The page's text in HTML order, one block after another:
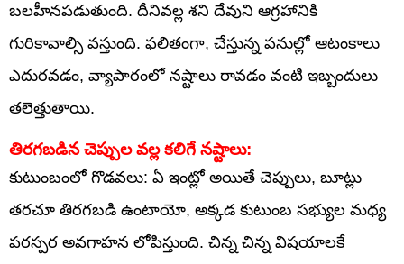
బలహీనపడుతుంది. దీనివల్ల శని దేవుని ఆగ్రహానికి
గురికావాల్సి వస్తుంది. ఫలితంగా, చేస్తున్న పనుల్లో ఆటంకాలు
ఎదురవడం, వ్యాపారంలో నష్టాలు రావడం వంటి ఇబ్బందులు
తలెత్తుతాయి.
తిరగబడిన చెప్పుల వల్ల కలిగే నష్టాలు:
కుటుంబంలో గొడవలు: ఏ ఇంట్లో అయితే చెప్పులు, బూట్లు
తరచూ తిరగబడి ఉంటాయో, అక్కడ కుటుంబ సభ్యుల మధ్య
పరస్పర అవగాహన లోపిస్తుంది. చిన్న చిన్న విషయాలకే